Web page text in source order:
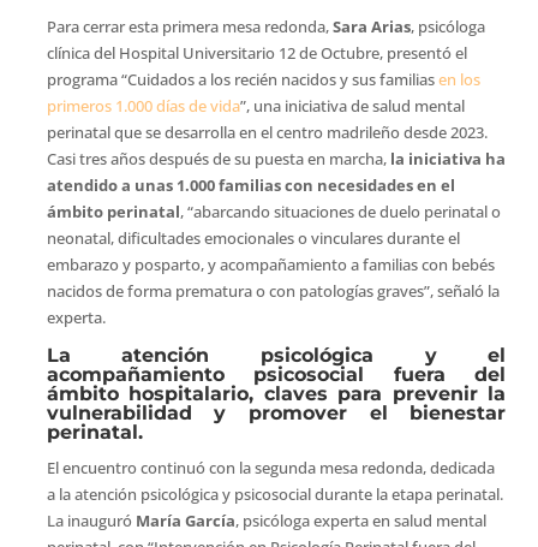
Para cerrar esta primera mesa redonda,Sara Arias, psicóloga
clínica del Hospital Universitario 12 de Octubre, presentó el
programa “Cuidados a los recién nacidos y sus familiasen los
primeros 1.000 días de vida”, una iniciativa de salud mental
perinatal que se desarrolla en el centro madrileño desde 2023.
Casi tres años después de su puesta en marcha, la iniciativa ha
atendido a unas 1.000 familias con necesidades en el
ámbito perinatal, “abarcando situaciones de duelo perinatal o
neonatal, dificultades emocionales o vinculares durante el
embarazo y posparto, y acompañamiento a familias con bebés
nacidos de forma prematura o con patologías graves”, señaló la
experta.
La atención psicológica y el
acompañamiento psicosocial fuera del
ámbito hospitalario, claves para prevenir la
vulnerabilidad y promover el bienestar
perinatal.
El encuentro continuó con la segunda mesa redonda, dedicada
a la atención psicológica y psicosocial durante la etapa perinatal.
La inauguró María García, psicóloga experta en salud mental